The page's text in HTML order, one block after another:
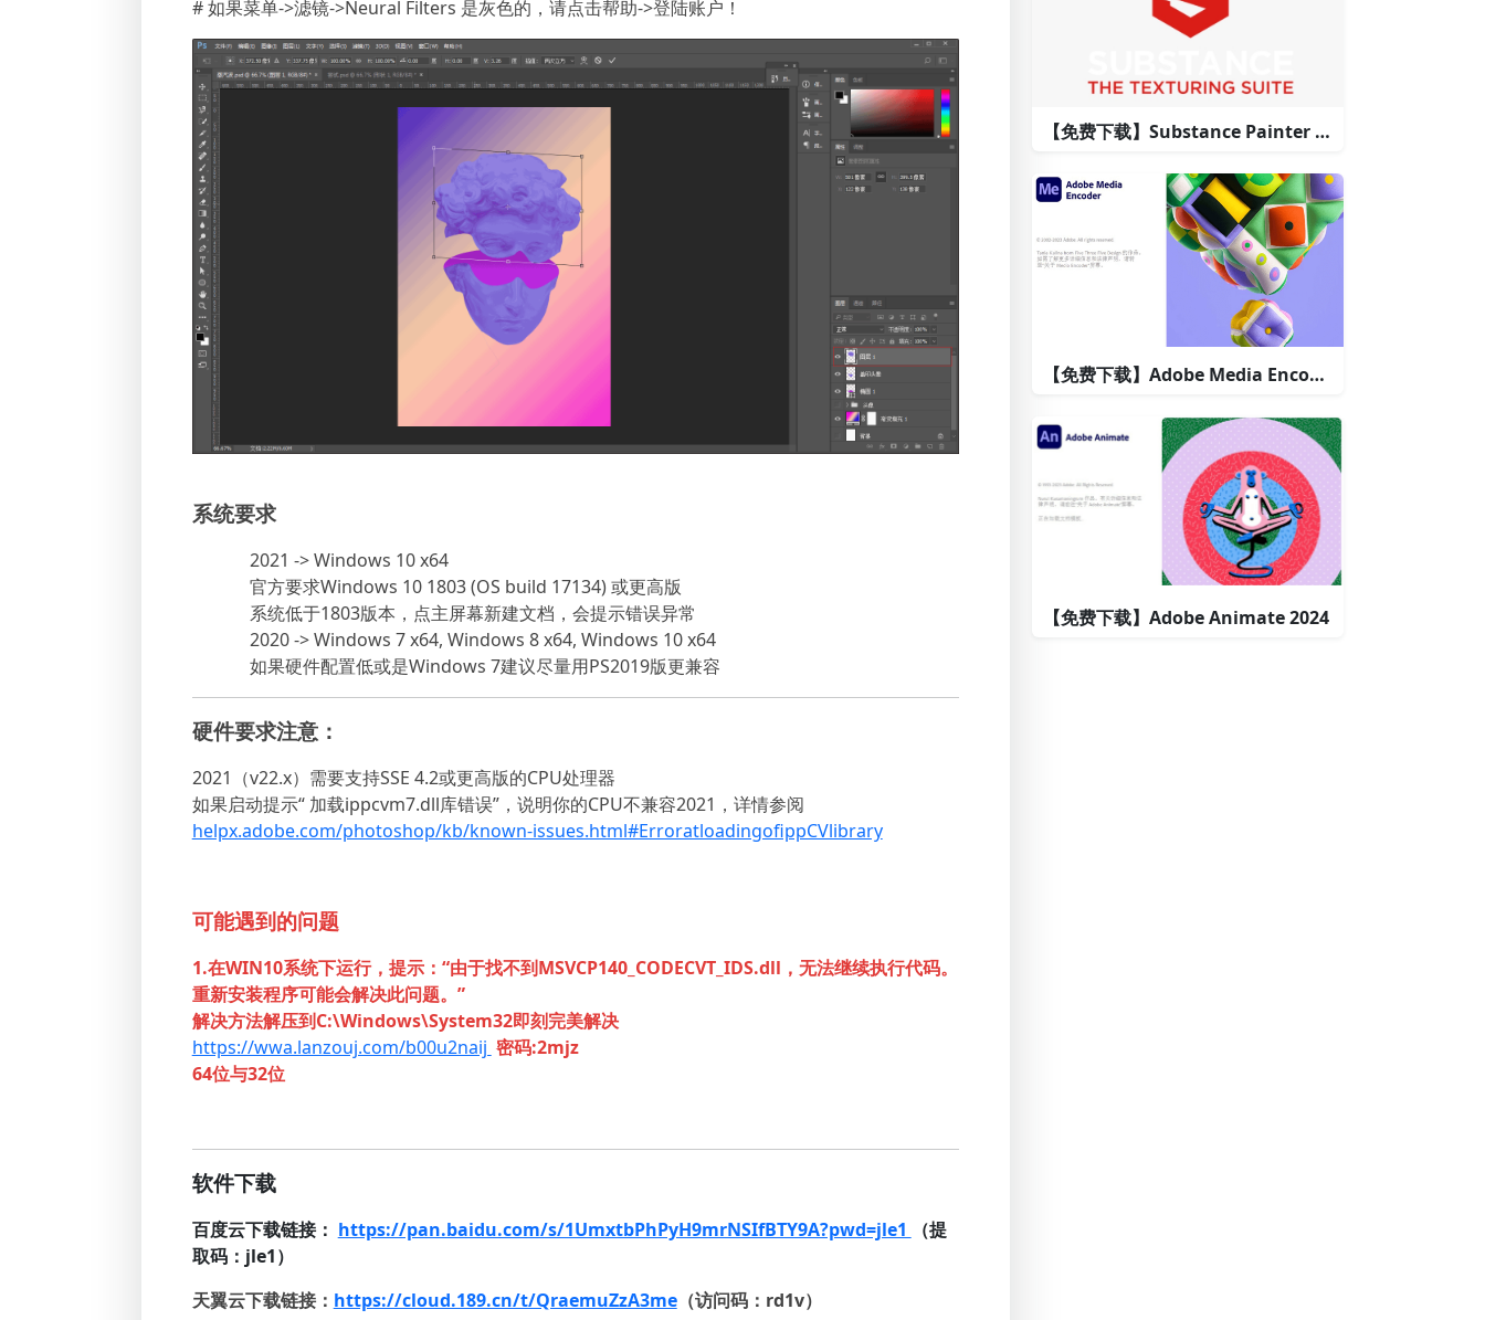
# 如果菜单->滤镜->Neural Filters 是灰色的，请点击帮助->登陆账户！
系统要求
2021 -> Windows 10 x64
官方要求Windows 10 1803 (OS build 17134) 或更高版
系统低于1803版本，点主屏幕新建文档，会提示错误异常
2020 -> Windows 7 x64, Windows 8 x64, Windows 10 x64
如果硬件配置低或是Windows 7建议尽量用PS2019版更兼容
硬件要求注意：
2021（v22.x）需要支持SSE 4.2或更高版的CPU处理器
如果启动提示“ 加载ippcvm7.dll库错误”，说明你的CPU不兼容2021，详情参阅
helpx.adobe.com/photoshop/kb/known-issues.html#ErroratloadingofippCVlibrary
可能遇到的问题
1.在WIN10系统下运行，提示：“由于找不到MSVCP140_CODECVT_IDS.dll，无法继续执行代码。
重新安装程序可能会解决此问题。”
解决方法解压到C:\Windows\System32即刻完美解决
https://wwa.lanzouj.com/b00u2naij 密码:2mjz
64位与32位
软件下载
百度云下载链接： https://pan.baidu.com/s/1UmxtbPhPyH9mrNSIfBTY9A?pwd=jle1
（提
取码：jle1）
天翼云下载链接： https://cloud.189.cn/t/QraemuZzA3me（访问码：rd1v）
【免费下载】Substance Painter 材质编辑和创建软件
【免费下载】Adobe Media Encoder 2024
【免费下载】Adobe Animate 2024